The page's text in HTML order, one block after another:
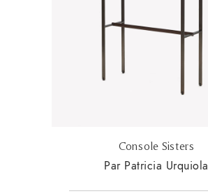
Console Sisters
Par Patricia Urquiola